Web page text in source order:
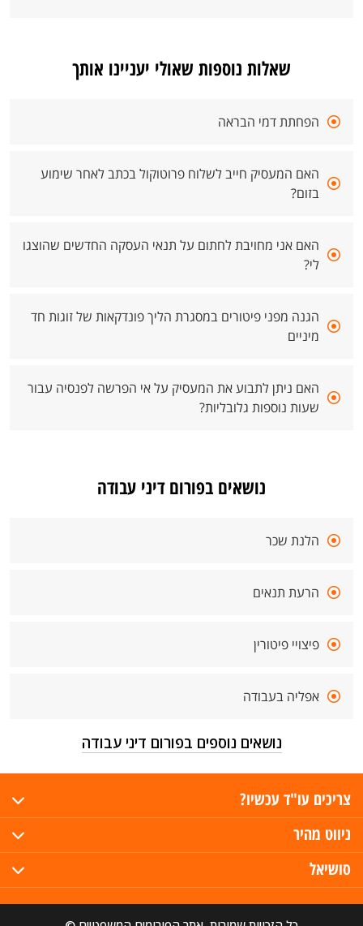
שאלות נוספות שאולי יעניינו אותך
הפחתת דמי הבראה
האם המעסיק חייב לשלוח פרוטוקול בכתב לאחר שימוע
בזום?
האם אני מחויבת לחתום על תנאי העסקה החדשים שהוצגו
לי?
הגנה מפני פיטורים במסגרת הליך פונדקאות של זוגות חד
מיניים
האם ניתן לתבוע את המעסיק על אי הפרשה לפנסיה עבור
שעות נוספות גלובליות?
נושאים בפורום דיני עבודה
הלנת שכר
הרעת תנאים
פיצויי פיטורין
אפליה בעבודה
נושאים נוספים בפורום דיני עבודה
צריכים עו"ד עכשיו?
ניווט מהיר
סושיאל